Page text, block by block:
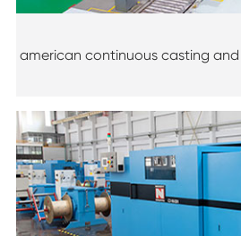
american continuous casting